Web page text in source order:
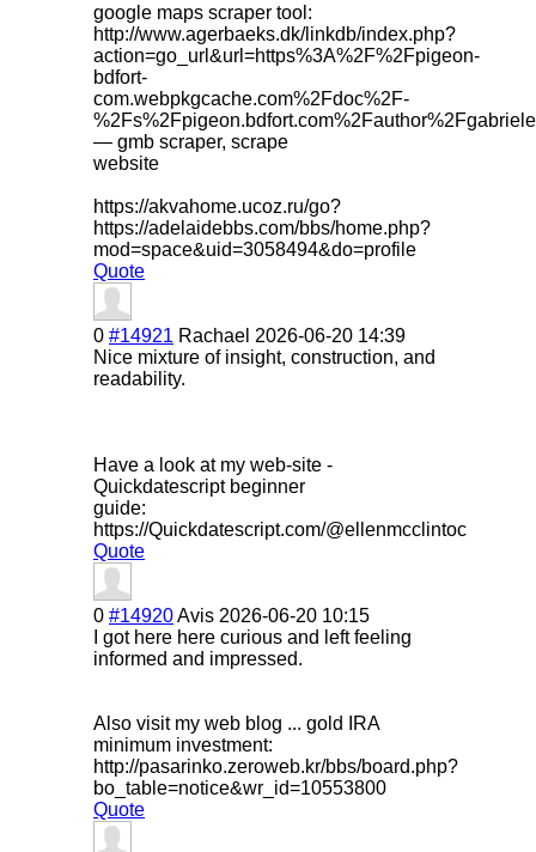
google maps scraper tool:
http://www.agerbaeks.dk/linkdb/index.php?
action=go_url&url=https%3A%2F%2Fpigeon-
bdfort-
com.webpkgcache.com%2Fdoc%2F-
— gmb scraper, scrape
website
https://akvahome.ucoz.ru/go?
https://adelaidebbs.com/bbs/home.php?
mod=space&uid=3058494&do=profile
Quote
0 #14921 Rachael 2026-06-20 14:39
Nice mixture of insight, construction, and
readability.
Have a look at my web-site -
Quickdatescript beginner
guide:
https://Quickdatescript.com/@ellenmcclintoc
Quote
0 #14920Avis 2026-06-20 10:15
I got here here curious and left feeling
informed and impressed.
Also visit my web blog ... gold IRA
minimum investment:
http://pasarinko.zeroweb.kr/bbs/board.php?
bo_table=notice&wr_id=10553800
Quote